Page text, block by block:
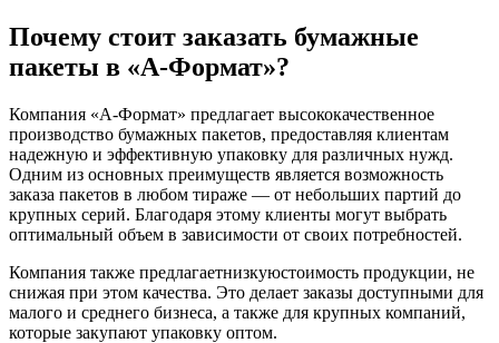
Почему стоит заказать бумажные
пакеты в «А-Формат»?
Компания «А-Формат» предлагает высококачественное
производство бумажных пакетов, предоставляя клиентам
надежную и эффективную упаковку для различных нужд.
Одним из основных преимуществ является возможность
заказа пакетов в любом тиражe — от небольших партий до
крупных серий. Благодаря этому клиенты могут выбрать
оптимальный объем в зависимости от своих потребностей.
Компания также предлагаетнизкуюстоимость продукции, не
снижая при этом качества. Это делает заказы доступными для
малого и среднего бизнеса, а также для крупных компаний,
которые закупают упаковку оптом.